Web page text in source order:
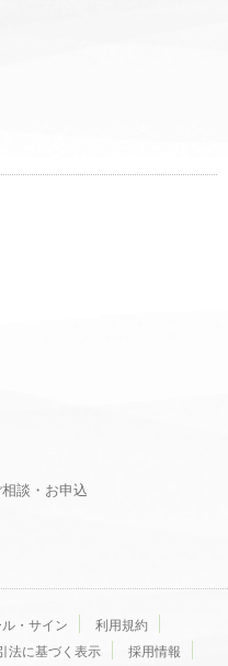
談・お申込
・サイン
利用規約
法に基づく表示 採用情報